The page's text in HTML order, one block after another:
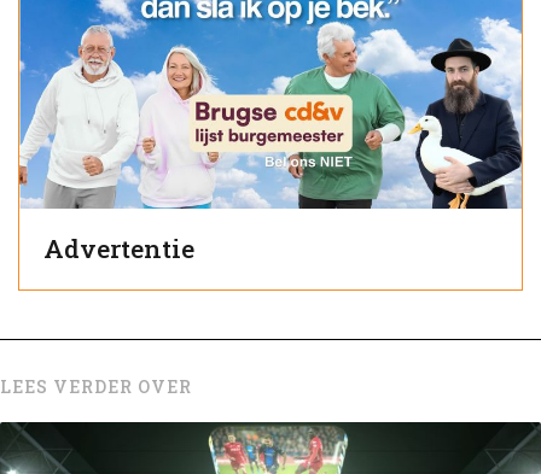
Advertentie
LEES VERDER OVER